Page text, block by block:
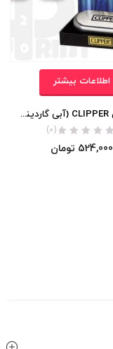
اطلاعات بیشتر
فندک گازی CLIPPER (آبی گاردینت) اورجینال
(0)
524,000 تومان